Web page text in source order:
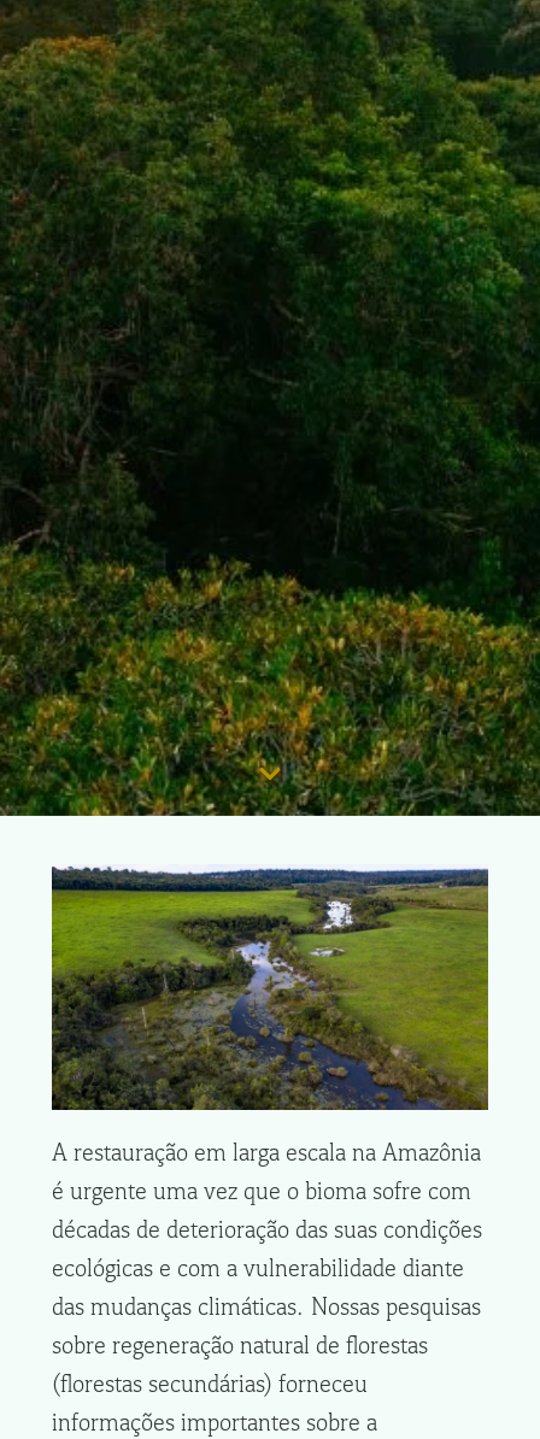
A restauração em larga escala na Amazônia
é urgente uma vez que o bioma sofre com
décadas de deterioração das suas condições
ecológicas e com a vulnerabilidade diante
das mudanças climáticas. Nossas pesquisas
sobre regeneração natural de florestas
(florestas secundárias) forneceu
informações importantes sobre a